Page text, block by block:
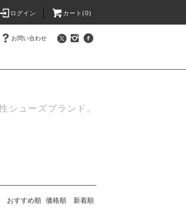
ログイン カート(0)
お問い合わせ
シューズブランド。
おすすめ順 価格順 新着順